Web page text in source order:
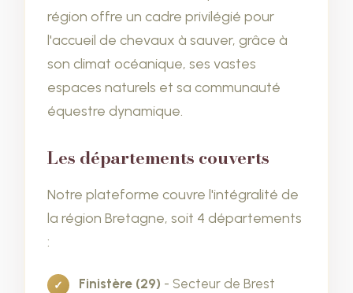
région offre un cadre privilégié pour
l'accueil de chevaux à sauver, grâce à
son climat océanique, ses vastes
espaces naturels et sa communauté
équestre dynamique.
Les départements couverts
Notre plateforme couvre l'intégralité de
la région Bretagne, soit 4 départements
:
Finistère (29) - Secteur de Brest